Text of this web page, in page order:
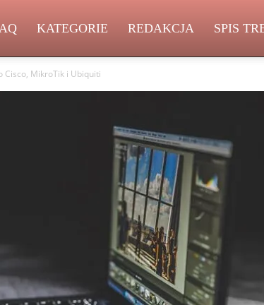
KATEGORIE REDAKCJA SPIS
Cisco, MikroTik i Ubiquiti